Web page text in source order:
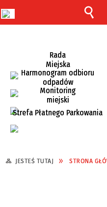
Rada
Miejska
Harmonogram odbioru
odpadów
Monitoring
miejski
Strefa Płatnego Parkowania
JESTEŚ TUTAJ STRONA